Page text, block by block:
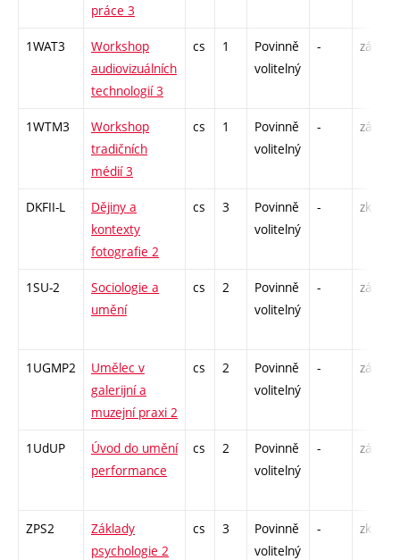
práce 3
1WAT3
Workshop
audiovizuálních
technologií 3
cs 1
Povinně
volitelný
- zá
1WTM3
Workshop
tradičních
médií 3
cs 1
Povinně
volitelný
- zá
DKFII-L
Dějiny a
kontexty
fotografie 2
cs 3
Povinně
volitelný
- zk
1SU-2
Sociologie a
umění
cs 2
Povinně
volitelný
- zá
1UGMP2
Umělec v
galerijní a
muzejní praxi 2
cs 2
Povinně
volitelný
- zá
1UdUP
Úvod do umění
performance
cs 2
Povinně
volitelný
- zá
ZPS2
Základy
psychologie 2
cs 3
Povinně
volitelný
- zk